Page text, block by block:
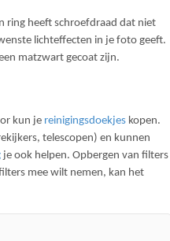
ring heeft schroefdraad dat niet
lichteffecten in je foto geeft.
matzwart gecoat zijn.
kun je reinigingsdoekjes kopen.
telescopen) en kunnen
je ook helpen. Opbergen van filters
mee wilt nemen, kan het